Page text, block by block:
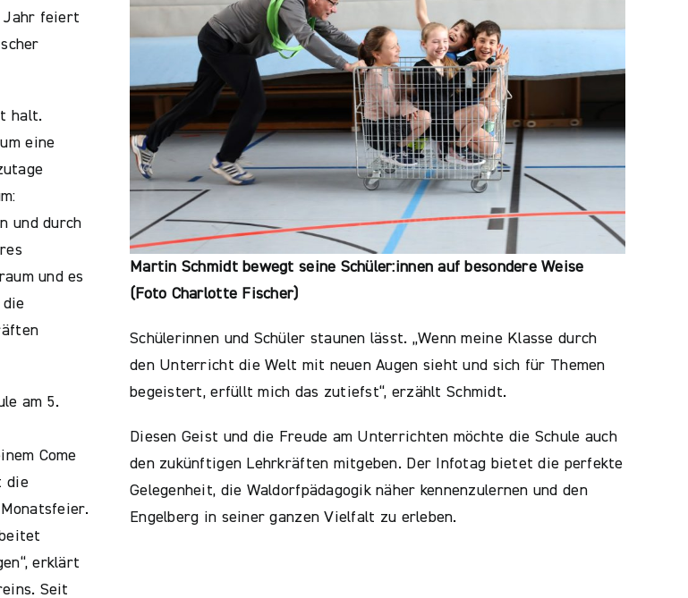
Jahr feiert
halt.
eine
und durch
und es
die
am 5.
Come
die
erklärt
Seit
Martin Schmidt bewegt seine Schüler:innen auf besondere Weise
(Foto Charlotte Fischer)
Schülerinnen und Schüler staunen lässt. „Wenn meine Klasse durch
den Unterricht die Welt mit neuen Augen sieht und sich für Themen
begeistert, erfüllt mich das zutiefst“, erzählt Schmidt.
Diesen Geist und die Freude am Unterrichten möchte die Schule auch
den zukünftigen Lehrkräften mitgeben. Der Infotag bietet die perfekte
Gelegenheit, die Waldorfpädagogik näher kennenzulernen und den
Engelberg in seiner ganzen Vielfalt zu erleben.